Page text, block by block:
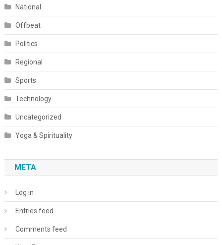
National
Offbeat
Politics
Regional
Sports
Technology
Uncategorized
Yoga & Spirituality
META
Log in
Entries feed
Comments feed